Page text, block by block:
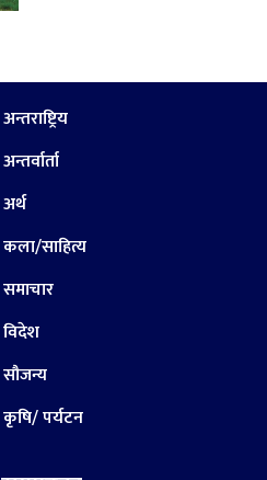
अन्तराष्ट्रिय
अन्तर्वार्ता
अर्थ
कला/साहित्य
समाचार
विदेश
सौजन्य
कृषि/ पर्यटन